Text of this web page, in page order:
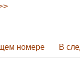
номере В